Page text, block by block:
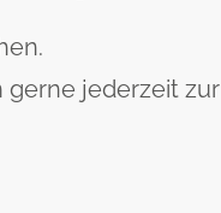
gerne jederzeit zur